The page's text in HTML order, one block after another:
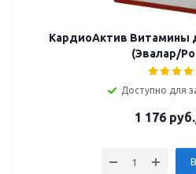
КардиоАктив Витамины
(Эвалар/
Доступно для
1 176 руб.